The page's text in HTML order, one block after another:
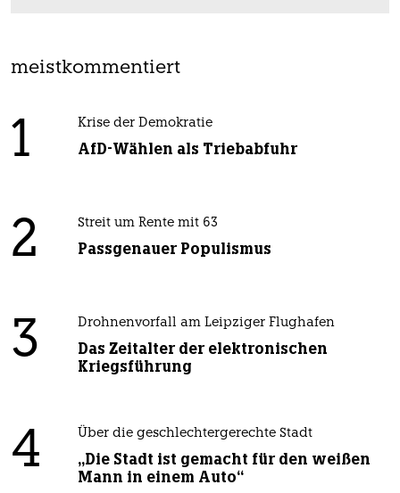
meistkommentiert
1 Krise der Demokratie
AfD-Wählen als Triebabfuhr
2 Streit um Rente mit 63
Passgenauer Populismus
3 Drohnenvorfall am Leipziger Flughafen
Das Zeitalter der elektronischen
Kriegsführung
4 Über die geschlechtergerechte Stadt
„Die Stadt ist gemacht für den weißen
Mann in einem Auto“